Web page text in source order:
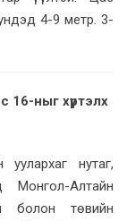
4-9 метр. 3-
16-ныг хүртэлх
нутаг,
Монгол-Алтайн
болон төвийн